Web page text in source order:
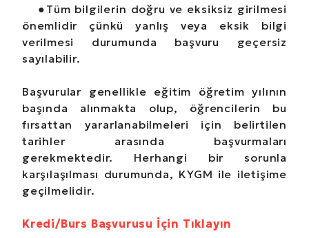
● Tüm bilgilerin doğru ve eksiksiz girilmesi
önemlidir çünkü yanlış veya eksik bilgi
verilmesi durumunda başvuru geçersiz
sayılabilir.
Başvurular genellikle eğitim öğretim yılının
başında alınmakta olup, öğrencilerin bu
fırsattan yararlanabilmeleri için belirtilen
tarihler arasında başvurmaları
gerekmektedir. Herhangi bir sorunla
karşılaşılması durumunda, KYGM ile iletişime
geçilmelidir.
Kredi/Burs Başvurusu İçin Tıklayın